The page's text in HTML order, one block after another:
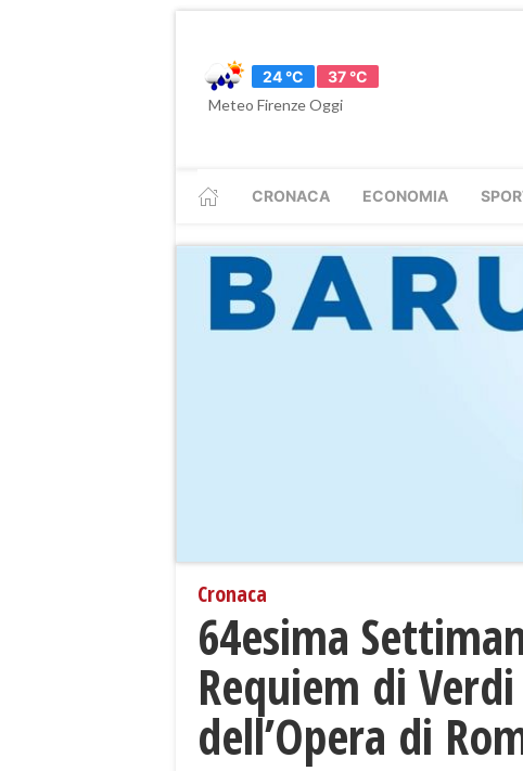
24 °C
37 °C
Meteo Firenze Oggi
CRONACA ECONOMIA
Cronaca
64esima
Requiem di
dell’Opera di